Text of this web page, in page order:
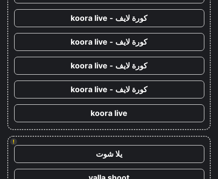
كورة لايف - koora live
كورة لايف - koora live
كورة لايف - koora live
كورة لايف - koora live
koora live
!
يلا شوت